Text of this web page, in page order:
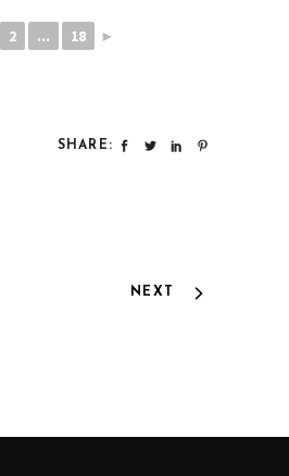
2 ... 18 ►
SHARE:
NEXT